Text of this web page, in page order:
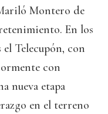
Montero de
En los
Telecupón, con
con
nueva etapa
en el terreno